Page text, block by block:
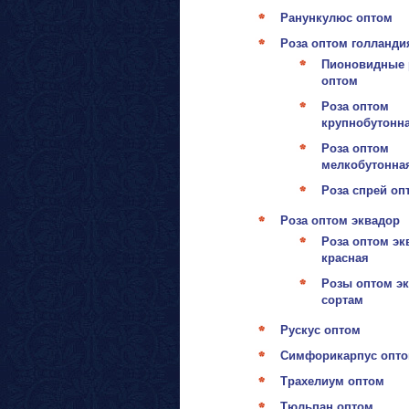
Ранункулюс оптом
Роза оптом
Пионовидные
оптом
Роза оптом
Роза оптом
Роза спрей
Роза оптом эквадор
Роза оптом
красная
Розы оптом
сортам
Рускус оптом
Симфорикарпус
Трахелиум оптом